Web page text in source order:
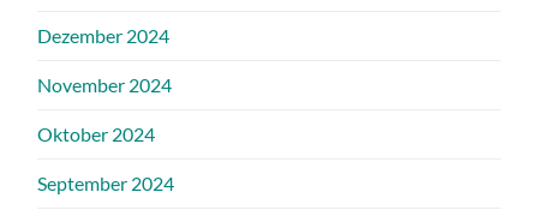
Dezember 2024
November 2024
Oktober 2024
September 2024